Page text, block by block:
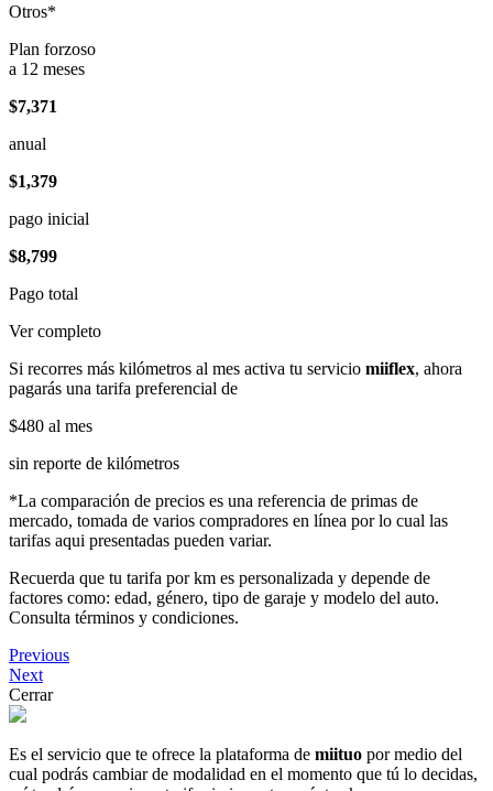
Otros*
Plan forzoso
a 12 meses
$7,371
anual
$1,379
pago inicial
$8,799
Pago total
Ver completo
Si recorres más kilómetros al mes activa tu servicio miiflex, ahora
pagarás una tarifa preferencial de
$480 al mes
sin reporte de kilómetros
*La comparación de precios es una referencia de primas de
mercado, tomada de varios compradores en línea por lo cual las
tarifas aqui presentadas pueden variar.
Recuerda que tu tarifa por km es personalizada y depende de
factores como: edad, género, tipo de garaje y modelo del auto.
Consulta términos y condiciones.
Previous
Next
Cerrar
Es el servicio que te ofrece la plataforma de miituo por medio del
cual podrás cambiar de modalidad en el momento que tú lo decidas,